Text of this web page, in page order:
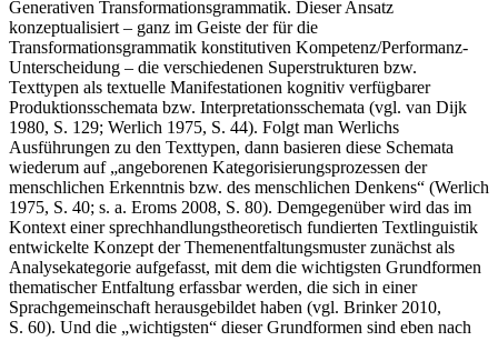
Generativen Transformationsgrammatik. Dieser Ansatz
konzeptualisiert – ganz im Geiste der für die
Transformationsgrammatik konstitutiven Kompetenz/Performanz-
Unterscheidung – die verschiedenen Superstrukturen bzw.
Texttypen als textuelle Manifestationen kognitiv verfügbarer
Produktionsschemata bzw. Interpretationsschemata (vgl. van Dijk
1980, S. 129; Werlich 1975, S. 44). Folgt man Werlichs
Ausführungen zu den Texttypen, dann basieren diese Schemata
wiederum auf „angeborenen Kategorisierungsprozessen der
menschlichen Erkenntnis bzw. des menschlichen Denkens“ (Werlich
1975, S. 40; s. a. Eroms 2008, S. 80). Demgegenüber wird das im
Kontext einer sprechhandlungstheoretisch fundierten Textlinguistik
entwickelte Konzept der Themenentfaltungsmuster zunächst als
Analysekategorie aufgefasst, mit dem die wichtigsten Grundformen
thematischer Entfaltung erfassbar werden, die sich in einer
Sprachgemeinschaft herausgebildet haben (vgl. Brinker 2010,
S. 60). Und die „wichtigsten“ dieser Grundformen sind eben nach